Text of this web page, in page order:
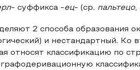
- суффикса -ец- (ср. пальтецо,
2 способа образования
и нестандартный. Ко
относят классификацию по